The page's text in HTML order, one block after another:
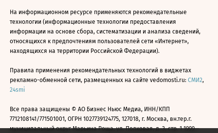
На информационном ресурсе применяются рекомендательные
технологии (информационные технологии предоставления
информации на основе сбора, систематизации и анализа сведений,
относящихся к предпочтениям пользователей сети «Интернет»,
находящихся на территории Российской Федерации).
Правила применения рекомендательных технологий в виджетах
рекламно-обменной сети, размещенных на сайте vedomosti.ru: СМИ2,
24smi
Все права защищены © АО Бизнес Ньюс Медиа, ИНН/КПП
7712108141/771501001, ОГРН 1027739124775, 127018, г. Москва, вн.тер.г.
муниципальный округ Марьина Роща, ул. Полковая, д. 3, стр. 1 1999—